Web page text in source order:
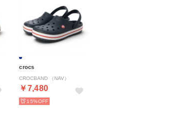
crocs
CROCBAND （NAV）
￥7,480
15%